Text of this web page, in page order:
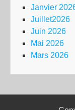
Janvier
Juillet2026
Juin 2026
Mai 2026
Mars 2026